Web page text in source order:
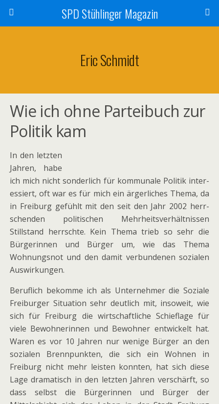
SPD Stühlinger Magazin
Eric Schmidt
Wie ich ohne Parteibuch zur
Politik kam
In den letz­ten
Jahren, habe
ich mich nicht son­der­lich für kom­mu­nale Politik inter­
es­siert, oft war es für mich ein ärger­li­ches Thema, da
in Freiburg gefühlt mit den seit den Jahr 2002 herr­
schen­den poli­ti­schen Mehrheitsverhältnissen
Stillstand herrschte. Kein Thema trieb so sehr die
Bürgerinnen und Bürger um, wie das Thema
Wohnungsnot und den damit ver­bun­de­nen sozia­len
Auswirkungen.
Beruflich bekomme ich als Unternehmer die Soziale
Freiburger Situation sehr deut­lich mit, inso­weit, wie
sich für Freiburg die wirt­schaft­li­che Schieflage für
viele Bewohnerinnen und Bewohner ent­wi­ckelt hat.
Waren es vor 10 Jahren nur wenige Bürger an den
sozia­len Brennpunkten, die sich ein Wohnen in
Freiburg nicht mehr leis­ten konn­ten, hat sich diese
Lage dra­ma­tisch in den letz­ten Jahren ver­schärft, so
dass selbst die Bürgerinnen und Bürger der